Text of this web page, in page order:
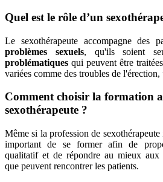
Quel est le rôle d’un
Le sexothérapeute accompagne des
problèmes sexuels, qu'ils soient
problématiques qui peuvent être
variées comme des troubles de
Comment choisir la formation
sexothérapeute ?
Même si la profession de sexothérapeute
important de se former afin de
qualitatif et de répondre au mieux aux
que peuvent rencontrer les patients.